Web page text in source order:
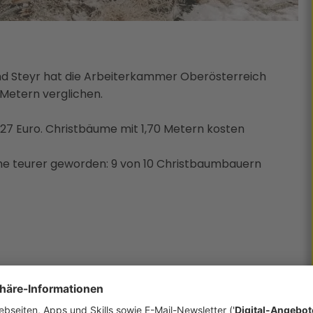
Steyr hat die Arbeiterkammer Oberösterreich
verglichen.
Euro. Christbäume mit 1,70 Metern kosten
teurer geworden: 9 von 10 Christbaumbauern
auf dem Laufenden.